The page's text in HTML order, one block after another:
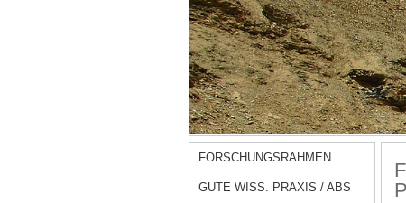
FORSCHUNGSRAHMEN
GUTE WISS. PRAXIS / ABS